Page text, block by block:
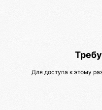
Для доступа к этому